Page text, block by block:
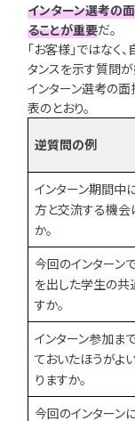
インターン選考の
ることが重要だ。
「お客様」ではなく
タンスを示す質問が
インターン選考の
表のとおり。
逆質問の例
インターン期間中
方と交流する機会
か。
今回のインターン
を出した学生の
すか。
インターン参加ま
ておいたほうがよ
りますか。
今回のインターン